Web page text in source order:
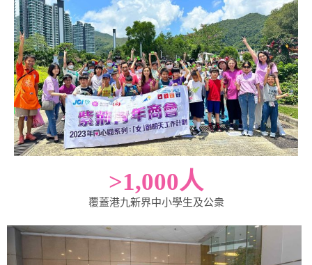
>1,000人
覆蓋港九新界中小學生及公衆